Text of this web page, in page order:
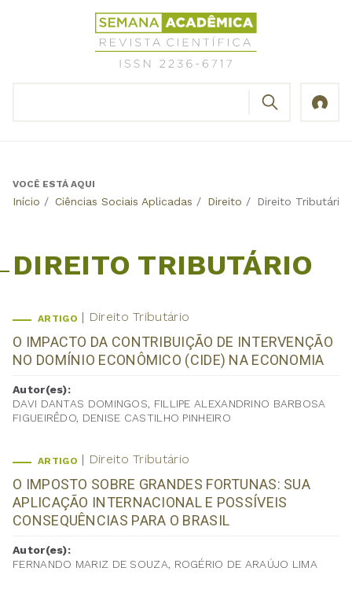
Revista
Científica
Semana
Back
VOCÊ ESTÁ AQUI
Início / Ciências Sociais Aplicadas / Direito / Direito Tributário
DIREITO TRIBUTÁRIO
ARTIGO Direito Tributário
O IMPACTO DA CONTRIBUIÇÃO DE INTERVENÇÃO
NO DOMÍNIO ECONÔMICO (CIDE) NA ECONOMIA
Autor(es):
DAVI DANTAS DOMINGOS, FILLIPE ALEXANDRINO BARBOSA
FIGUEIRÊDO, DENISE CASTILHO PINHEIRO
ARTIGO Direito Tributário
O IMPOSTO SOBRE GRANDES FORTUNAS: SUA
APLICAÇÃO INTERNACIONAL E POSSÍVEIS
CONSEQUÊNCIAS PARA O BRASIL
Autor(es):
FERNANDO MARIZ DE SOUZA, ROGÉRIO DE ARAÚJO LIMA